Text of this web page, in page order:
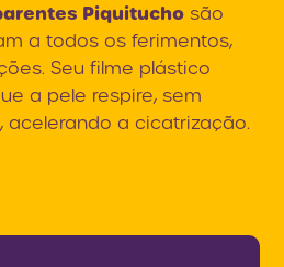
Piquitucho são
a todos os ferimentos,
Seu filme plástico
a pele respire, sem
acelerando a cicatrização.